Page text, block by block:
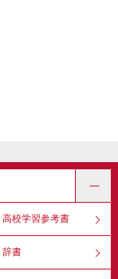
高校学習参考書
辞書